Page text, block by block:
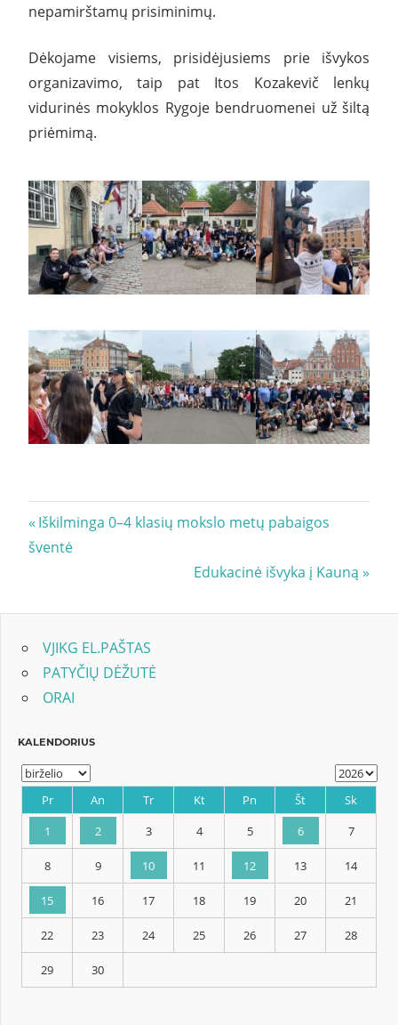
nepamirštamų prisiminimų.
Dėkojame visiems, prisidėjusiems prie išvykos
organizavimo, taip pat Itos Kozakevič lenkų
vidurinės mokyklos Rygoje bendruomenei už šiltą
priėmimą.
Navigacija
tarp
Previous
Post:
Iškilminga 0–4 klasių mokslo metų pabaigos
šventė
Next
Edukacinė išvyka į Kauną
VJIKG EL.PAŠTAS
PATYČIŲ DĖŽUTĖ
ORAI